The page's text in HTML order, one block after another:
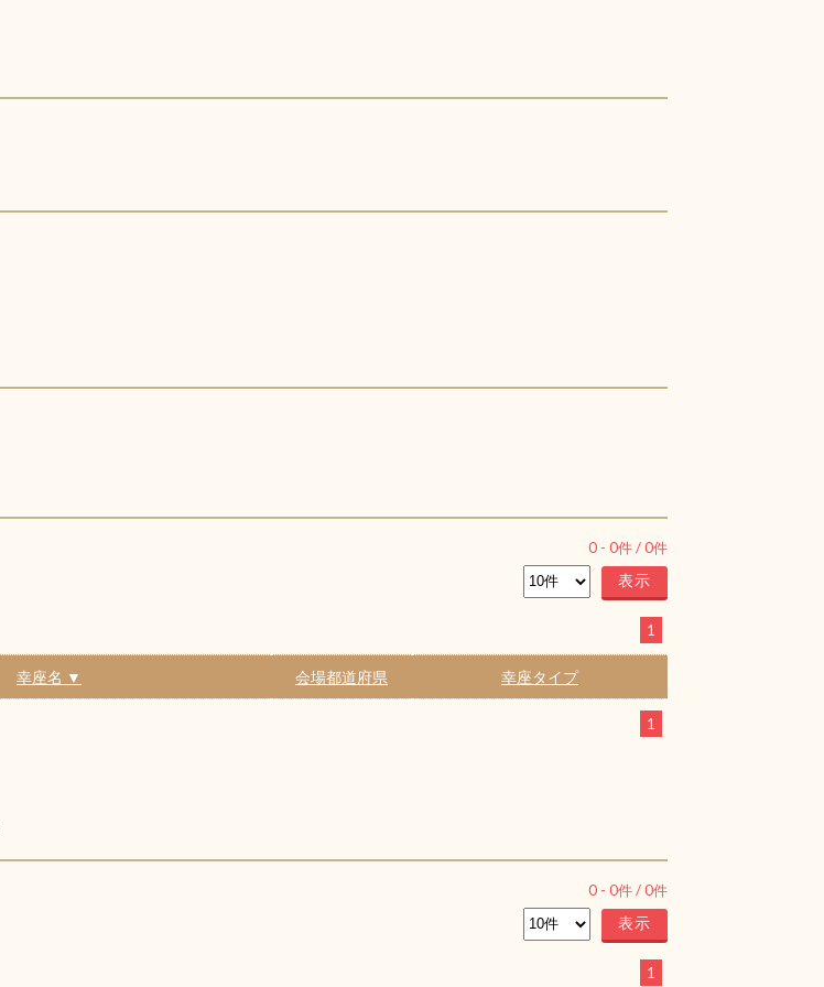
0 - 0件 /0件
1
幸座名 ▼ 会場都道府県 幸座タイプ
1
0 - 0件 /0件
1